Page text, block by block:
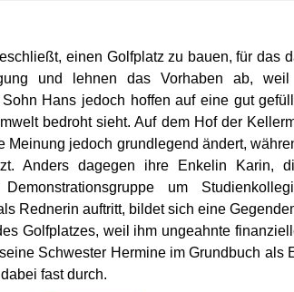
einen Golfplatz zu bauen, für das
und lehnen das Vorhaben ab, weil
Hans jedoch hoffen auf eine gut
bedroht sieht. Auf dem Hof der
Meinung jedoch grundlegend ändert,
Anders dagegen ihre Enkelin Karin,
um
Rednerin auftritt, bildet sich eine
Golfplatzes, weil ihm ungeahnte
Schwester Hermine im Grundbuch als
fast durch.